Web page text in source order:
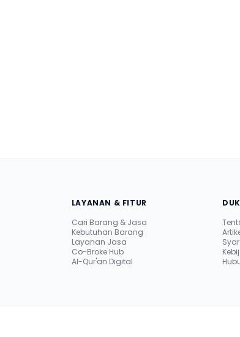
LAYANAN & FITUR
Cari Barang & Jasa
Kebutuhan Barang
Layanan Jasa
Co-Broke Hub
Al-Qur'an Digital